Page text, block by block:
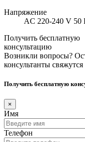
Напряжение
AC 220-240 V 50
Получить бесплатную
консультацию
Возникли вопросы?
консультанты
Получить бесплатную
×
Имя
Телефон